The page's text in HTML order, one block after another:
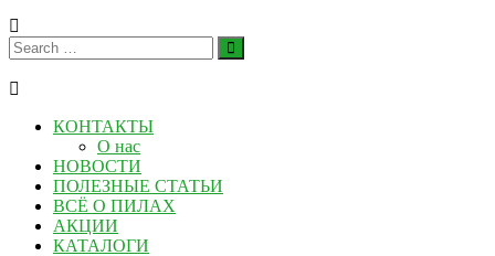
КОНТАКТЫ
О нас
НОВОСТИ
ПОЛЕЗНЫЕ СТАТЬИ
ВСЁ О ПИЛАХ
АКЦИИ
КАТАЛОГИ